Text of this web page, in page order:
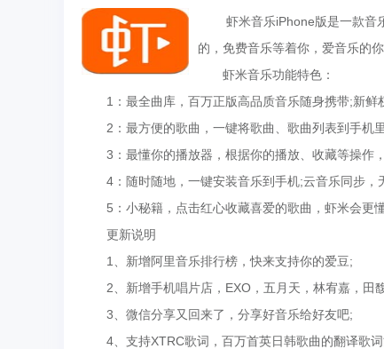
虾米音乐iPhone版是一款音乐
的，免费音乐等着你，爱音乐的
虾米音乐功能特色：
1：最全曲库，百万正版高品质音乐随身携带;新鲜
2：最方便的歌曲，一键将歌曲、歌曲列表到手机里
3：最懂你的播放器，根据你的播放、收藏等操作，
4：随时随地，一键安装音乐到手机;云音乐同步，
5：小秘籍，点击红心收藏喜爱的歌曲，虾米会更
更新说明
1、新增阿里音乐排行榜，快来支持你的爱豆;
2、新增手机唱片店，EXO，五月天，林宥嘉，田
​3、微信分享又回来了，分享好音乐给好友吧;
4、支持XTRC歌词，百万首英日韩歌曲的翻译歌词